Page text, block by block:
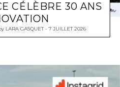
CÉLÈBRE 30 ANS
LARA GASQUET 7 JUILLET 2026